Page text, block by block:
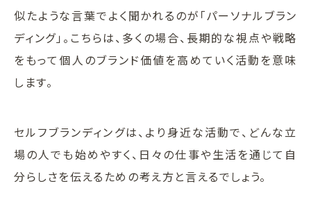
似たような言葉でよく聞かれるのが「パーソナルブラン
ディング」。こちらは、多くの場合、長期的な視点や戦略
をもって個人のブランド価値を高めていく活動を意味
します。
セルフブランディングは、より身近な活動で、どんな立
場の人でも始めやすく、日々の仕事や生活を通じて自
分らしさを伝えるための考え方と言えるでしょう。